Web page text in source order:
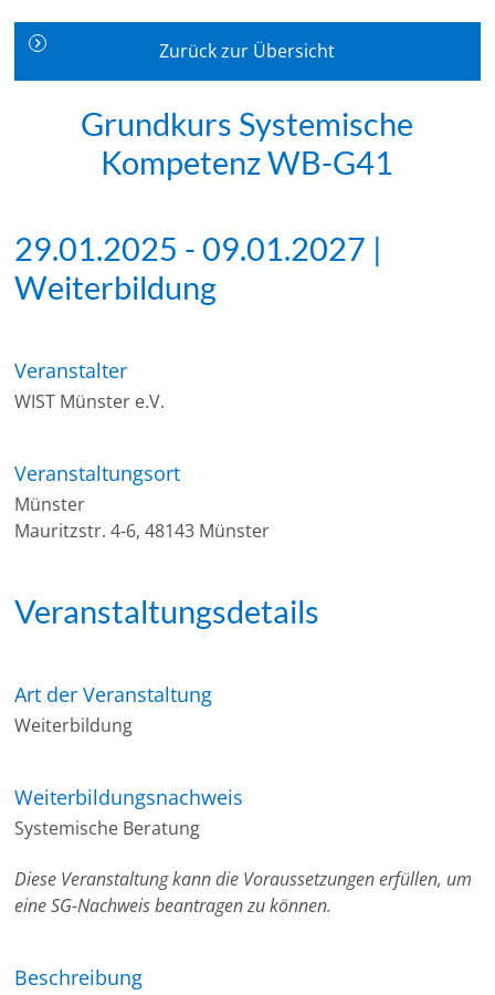
Zurück zur Übersicht
Grundkurs Systemische
Kompetenz WB-G41
29.01.2025 - 09.01.2027 |
Weiterbildung
Veranstalter
WIST Münster e.V.
Veranstaltungsort
Münster
Mauritzstr. 4-6, 48143 Münster
Veranstaltungsdetails
Art der Veranstaltung
Weiterbildung
Weiterbildungsnachweis
Systemische Beratung
Diese Veranstaltung kann die Voraussetzungen erfüllen, um
eine SG-Nachweis beantragen zu können.
Beschreibung